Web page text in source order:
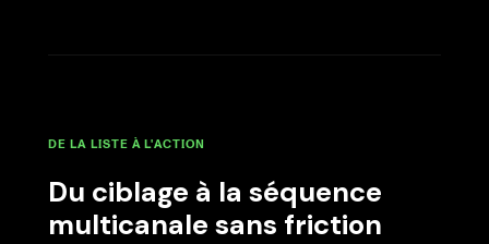
DE LA LISTE À L'ACTION
Du ciblage à la séquence
multicanale sans friction